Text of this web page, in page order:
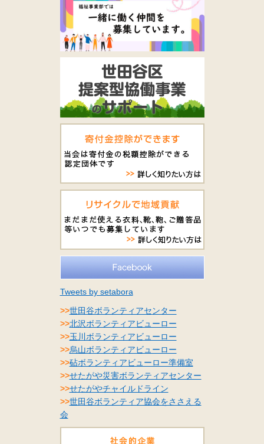
Tweets by setabora
>>世田谷ボランティアセンター
>>北沢ボランティアビューロー
>>玉川ボランティアビューロー
>>烏山ボランティアビューロー
>>砧ボランティアビューロー準備室
>>せたがや災害ボランティアセンター
>>せたがやチャイルドライン
>>世田谷ボランティア協会をささえる
会